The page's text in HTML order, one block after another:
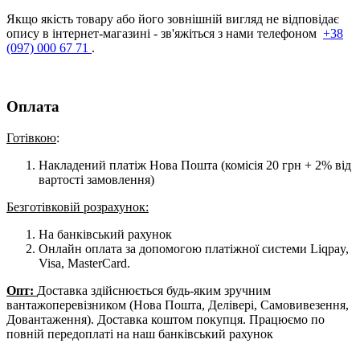
Якщо якість товару або його зовнішній вигляд не відповідає
опису в інтернет-магазині - зв'яжіться з нами телефоном +38
(097) 000 67 71 .
Оплата
Готівкою:
Накладений платіж Нова Пошта (комісія 20 грн + 2% від
вартості замовлення)
Безготівковій розрахунок:
На банківський рахунок
Онлайн оплата за допомогою платіжної системи Liqpay,
Visa, MasterCard.
Опт: Доставка здійснюється будь-яким зручним
вантажоперевізником (Нова Пошта, Делівері, Самовивезення,
Довантаження). Доставка коштом покупця. Працюємо по
повній передоплаті на наш банківський рахунок